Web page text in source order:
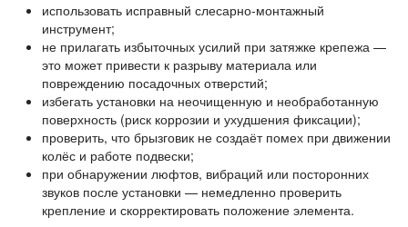
использовать исправный слесарно‑монтажный
инструмент;
не прилагать избыточных усилий при затяжке крепежа —
это может привести к разрыву материала или
повреждению посадочных отверстий;
избегать установки на неочищенную и необработанную
поверхность (риск коррозии и ухудшения фиксации);
проверить, что брызговик не создаёт помех при движении
колёс и работе подвески;
при обнаружении люфтов, вибраций или посторонних
звуков после установки — немедленно проверить
крепление и скорректировать положение элемента.